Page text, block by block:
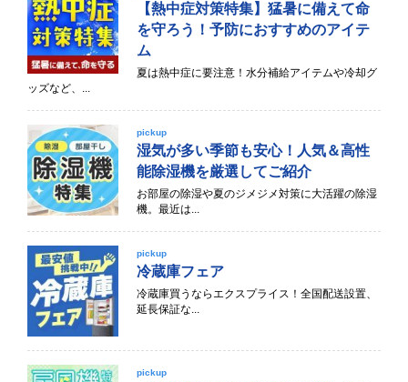
【熱中症対策特集】猛暑に備えて命
を守ろう！予防におすすめのアイテ
ム
夏は熱中症に要注意！水分補給アイテムや冷却グ
ッズなど、...
pickup
湿気が多い季節も安心！人気＆高性
能除湿機を厳選してご紹介
お部屋の除湿や夏のジメジメ対策に大活躍の除湿
機。最近は...
pickup
冷蔵庫フェア
冷蔵庫買うならエクスプライス！全国配送設置、
延長保証な...
pickup